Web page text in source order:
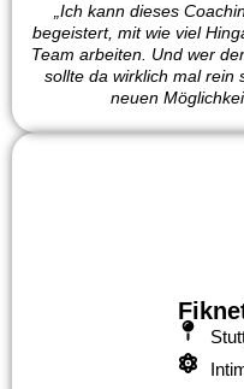
„Ich kann dieses
begeistert, mit wie viel
Team arbeiten. Und wer
sollte da wirklich mal rein
neuen